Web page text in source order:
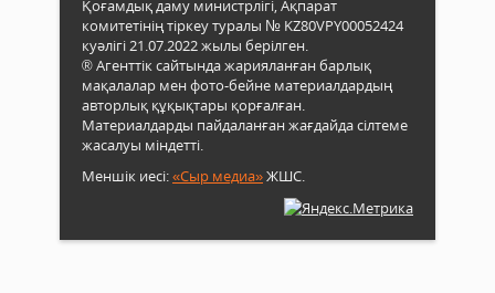
Қоғамдық даму министрлігі, Ақпарат
комитетінің тіркеу туралы № KZ80VPY00052424
куәлігі 21.07.2022 жылы берілген.
® Агенттік сайтында жарияланған барлық
мақалалар мен фото-бейне материалдардың
авторлық құқықтары қорғалған.
Материалдарды пайдаланған жағдайда сілтеме
жасалуы міндетті.
Меншік иесі:«Сыр медиа»ЖШС.